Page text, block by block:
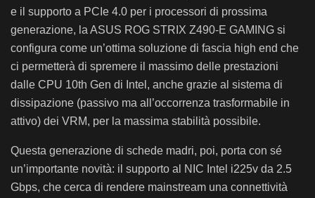
e il supporto a PCIe 4.0 per i processori di prossima
generazione, la ASUS ROG STRIX Z490-E GAMING si
configura come un’ottima soluzione di fascia high end che
ci permetterà di spremere il massimo delle prestazioni
dalle CPU 10th Gen di Intel, anche grazie al sistema di
dissipazione (passivo ma all’occorrenza trasformabile in
attivo) dei VRM, per la massima stabilità possibile.
Questa generazione di schede madri, poi, porta con sé
un’importante novità: il supporto al NIC Intel i225v da 2.5
Gbps, che cerca di rendere mainstream una connettività